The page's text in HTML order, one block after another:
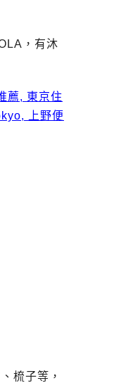
，有沐
梳子等，